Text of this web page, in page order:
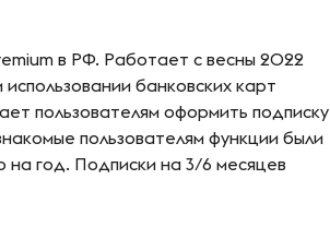
в РФ. Работает с весны 2022
банковских карт
пользователям оформить подписку
пользователям функции были
год. Подписки на 3/6 месяцев